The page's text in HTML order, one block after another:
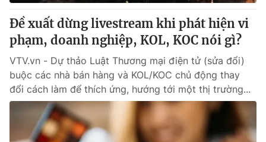
Đề xuất dừng livestream khi phát hiện vi
phạm, doanh nghiệp, KOL, KOC nói gì?
VTV.vn - Dự thảo Luật Thương mại điện tử (sửa đổi)
buộc các nhà bán hàng và KOL/KOC chủ động thay
đổi cách làm để thích ứng, hướng tới một thị trường...